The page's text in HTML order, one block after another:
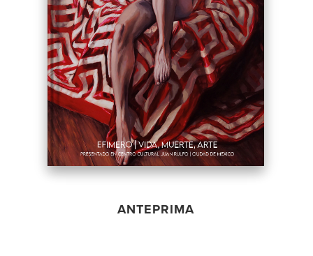
ANTEPRIMA